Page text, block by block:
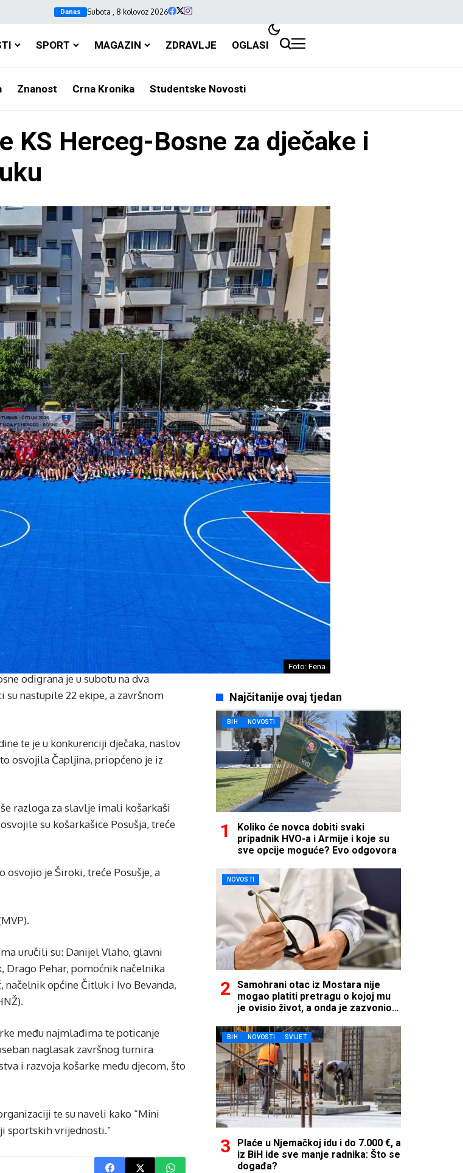
Danas Subota , 8 kolovoz 2026
SPORT MAGAZIN ZDRAVLJE OGLASI
Znanost Crna Kronika Studentske Novosti
KS Herceg-Bosne za dječake i
Foto: Fena
odigrana je u subotu na dva
nastupile 22 ekipe, a završnom
te je u konkurenciji dječaka, naslov
osvojila Čapljina, priopćeno je iz
razloga za slavlje imali košarkaši
su košarkašice Posušja, treće
osvojio je Široki, treće Posušje, a
uručili su: Danijel Vlaho, glavni
Drago Pehar, pomoćnik načelnika
načelnik općine Čitluk i Ivo Bevanda,
među najmlađima te poticanje
naglasak završnog turnira
i razvoja košarke među djecom, što
te su naveli kako “Mini
sportskih vrijednosti.”
Najčitanije ovaj tjedan
BIH NOVOSTI
Koliko će novca dobiti svaki
pripadnik HVO-a i Armije i koje su
sve opcije moguće? Evo odgovora
NOVOSTI
Samohrani otac iz Mostara nije
mogao platiti pretragu o kojoj mu
je ovisio život, a onda je zazvonio
BIH NOVOSTI SVIJET
Plaće u Njemačkoj idu i do 7.000 €, a
iz BiH ide sve manje radnika: Što se
događa?